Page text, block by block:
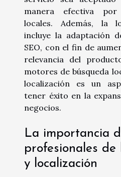
manera efectiva por
locales. Además, la
incluye la adaptación
SEO, con el fin de
relevancia del
motores de búsqueda
localización es un
tener éxito en la
negocios.
La importancia
profesionales
y localización